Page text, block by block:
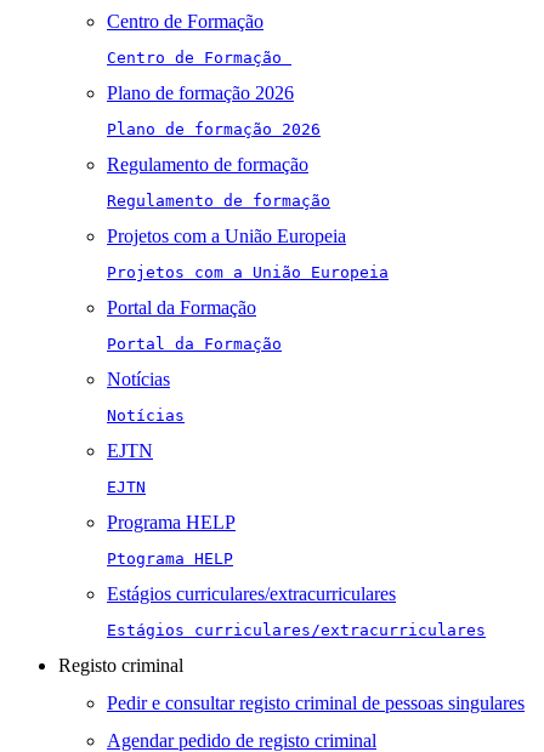
Centro de Formação
Centro de Formação
Plano de formação 2026
Plano de formação 2026
Regulamento de formação
Regulamento de formação
Projetos com a União Europeia
Projetos com a União Europeia
Portal da Formação
Portal da Formação
Notícias
Notícias
EJTN
EJTN
Programa HELP
Ptograma HELP
Estágios curriculares/extracurriculares
Estágios curriculares/extracurriculares
Registo criminal
Pedir e consultar registo criminal de pessoas singulares
Agendar pedido de registo criminal